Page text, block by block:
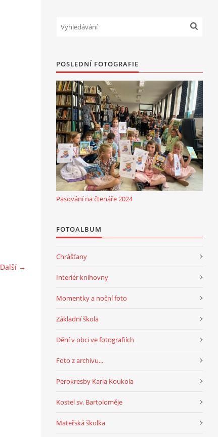
Další →
POSLEDNÍ FOTOGRAFIE
Pasování na čtenáře 2024
FOTOALBUM
Chrášťany
Interiér knihovny
Momentky a noční foto
Základní škola
Dění v obci ve fotografiích
Foto z archivu...
Perokresby Karla Koukola
Kostel sv. Bartoloměje
Mateřská školka